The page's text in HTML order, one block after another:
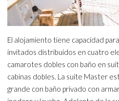
El alojamiento tiene capacidad
invitados distribuidos en cuatro
camarotes dobles con baño en
cabinas dobles. La suite Master
grande con baño privado con